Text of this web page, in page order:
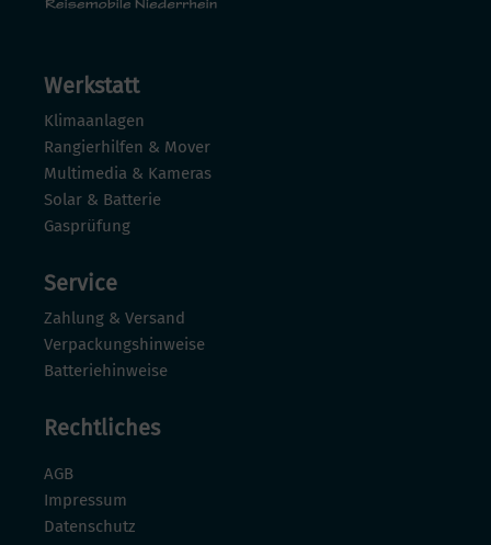
Werkstatt
Klimaanlagen
Rangierhilfen & Mover
Multimedia & Kameras
Solar & Batterie
Gasprüfung
Service
Zahlung & Versand
Verpackungshinweise
Batteriehinweise
Rechtliches
AGB
Impressum
Datenschutz